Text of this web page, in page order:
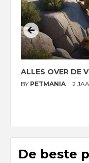
ALLES OVER DE
BY PETMANIA 2
De beste